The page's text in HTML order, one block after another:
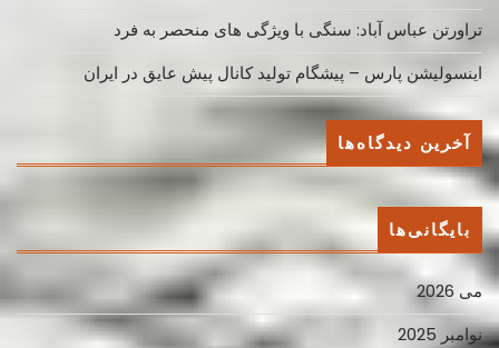
تراورتن عباس آباد: سنگی با ویژگی های منحصر به فرد
اینسولیشن پارس – پیشگام تولید کانال پیش عایق در ایران
آخرین دیدگاه‌ها
بایگانی‌ها
می 2026
نوامبر 2025